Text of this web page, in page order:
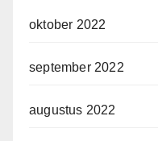
oktober 2022
september 2022
augustus 2022